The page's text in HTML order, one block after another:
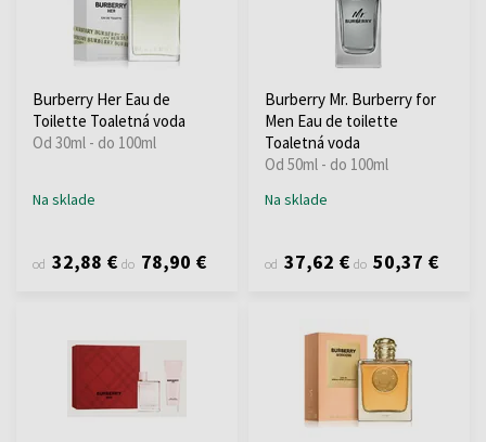
Burberry Her Eau de
Toilette Toaletná voda
Od 30ml - do 100ml
Na sklade
od 32,88 € do 78,90 €
Burberry Mr. Burberry for
Men Eau de toilette
Toaletná voda
Od 50ml - do 100ml
Na sklade
od 37,62 € do 50,37 €